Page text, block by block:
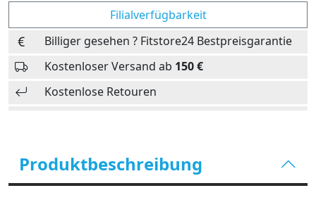
Filialverfügbarkeit
Billiger gesehen ? Fitstore24 Bestpreisgarantie
Kostenloser Versand ab 150 €
Kostenlose Retouren
Produktbeschreibung